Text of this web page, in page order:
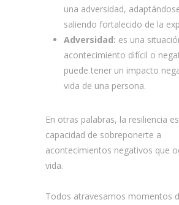
una adversidad,
saliendo fortalecido de la
Adversidad: es una
acontecimiento difícil o
puede tener un impacto
vida de una persona.
En otras palabras, la resiliencia
capacidad de sobreponerte a
acontecimientos negativos que
vida.
Todos atravesamos momentos